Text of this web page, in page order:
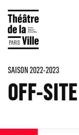
SAISON 2022-2023
OFF-SITE